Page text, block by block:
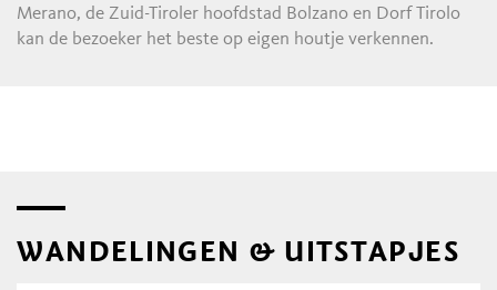
Merano, de Zuid-Tiroler hoofdstad Bolzano en Dorf Tirolo
kan de bezoeker het beste op eigen houtje verkennen.
WANDELINGEN & UITSTAPJES